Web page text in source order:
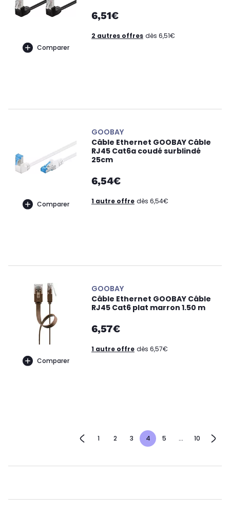
Comparer
6,51€
2 autres offres dès 6,51€
Comparer
GOOBAY
Câble Ethernet GOOBAY Câble
RJ45 Cat6a coudé surblindé
25cm
6,54€
1 autre offre dès 6,54€
Comparer
GOOBAY
Câble Ethernet GOOBAY Câble
RJ45 Cat6 plat marron 1.50 m
6,57€
1 autre offre dès 6,57€
1 2 3 4 5 ... 10